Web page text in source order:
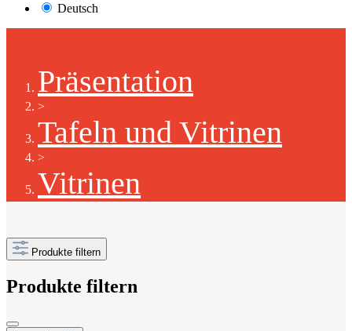
Deutsch
Präsentation
>
Tafeln und Vitrinen
>
Vitrinen
Produkte filtern
Produkte filtern